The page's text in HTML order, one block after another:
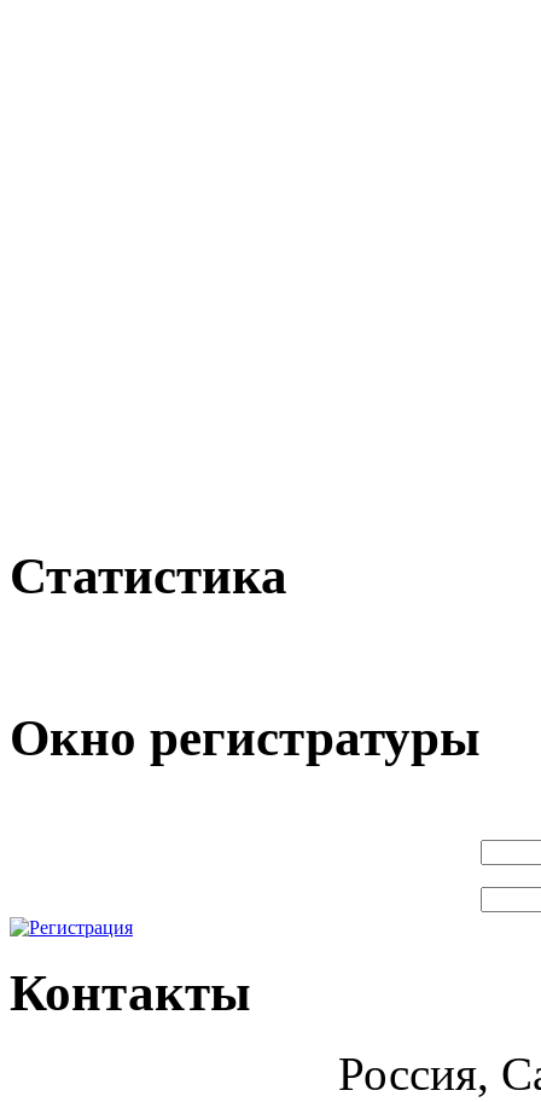
Статистика
Окно регистратуры
Контакты
Россия,